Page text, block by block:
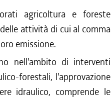
agricoltura e foreste
attività di cui al comma
emissione.
nell'ambito di interventi
forestali, l'approvazione
idraulico, comprende le